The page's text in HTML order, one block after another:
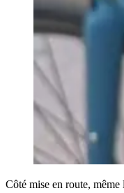
Côté mise en route, même